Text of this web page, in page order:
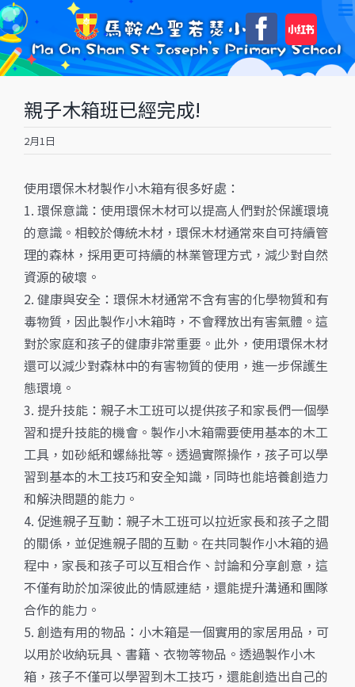
Skip
to
content
自
訂
親子木箱班已經完成!
2月1日
使用環保木材製作小木箱有很多好處：
1. 環保意識：使用環保木材可以提高人們對於保護環境
的意識。相較於傳統木材，環保木材通常來自可持續管
理的森林，採用更可持續的林業管理方式，減少對自然
資源的破壞。
2. 健康與安全：環保木材通常不含有害的化學物質和有
毒物質，因此製作小木箱時，不會釋放出有害氣體。這
對於家庭和孩子的健康非常重要。此外，使用環保木材
還可以減少對森林中的有害物質的使用，進一步保護生
態環境。
3. 提升技能：親子木工班可以提供孩子和家長們一個學
習和提升技能的機會。製作小木箱需要使用基本的木工
工具，如砂紙和螺絲批等。透過實際操作，孩子可以學
習到基本的木工技巧和安全知識，同時也能培養創造力
和解決問題的能力。
4. 促進親子互動：親子木工班可以拉近家長和孩子之間
的關係，並促進親子間的互動。在共同製作小木箱的過
程中，家長和孩子可以互相合作、討論和分享創意，這
不僅有助於加深彼此的情感連結，還能提升溝通和團隊
合作的能力。
5. 創造有用的物品：小木箱是一個實用的家居用品，可
以用於收納玩具、書籍、衣物等物品。透過製作小木
箱，孩子不僅可以學習到木工技巧，還能創造出自己的